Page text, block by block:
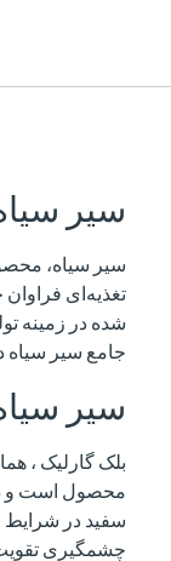
سیر
سیر سیاه،
تغذیه‌ای
شده در زمینه
جامع سیر سیاه
سیر
بلک گارلیک ،
محصول است و
سفید در شرایط
چشمگیری تقویت